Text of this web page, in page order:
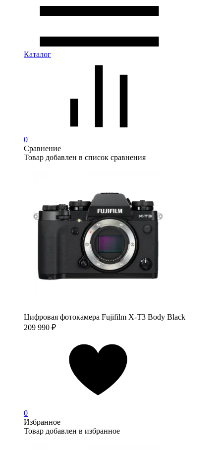
Каталог
0
Сравнение
Товар добавлен в список сравнения
Цифровая фотокамера Fujifilm X-T3 Body Black
209 990 ₽
0
Избранное
Товар добавлен в избранное